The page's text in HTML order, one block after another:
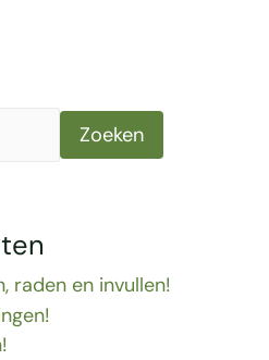
Zoeken
raden en invullen!